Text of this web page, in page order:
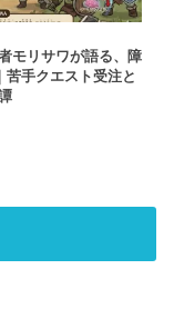
モリサワが語る、障
苦手クエスト受注と